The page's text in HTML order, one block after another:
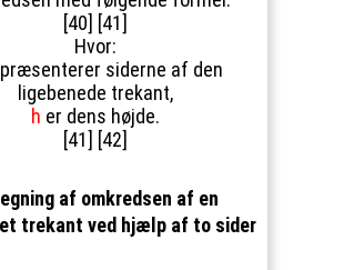
[40] [41]
Hvor:
siderne af den
ligebenede trekant,
h er dens højde.
[41] [42]
af omkredsen af en
trekant ved hjælp af to sider